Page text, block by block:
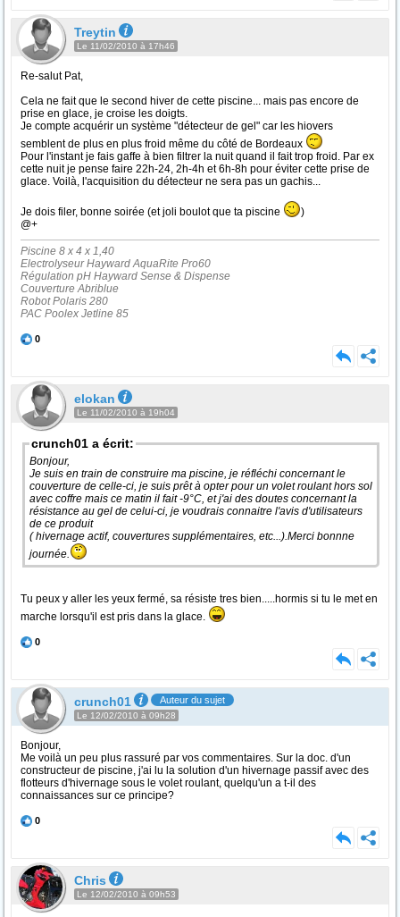
Treytin
Le 11/02/2010 à 17h46
Re-salut Pat,
Cela ne fait que le second hiver de cette piscine... mais pas encore de
prise en glace, je croise les doigts.
Je compte acquérir un système "détecteur de gel" car les hiovers
semblent de plus en plus froid même du côté de Bordeaux
Pour l'instant je fais gaffe à bien filtrer la nuit quand il fait trop froid. Par ex
cette nuit je pense faire 22h-24, 2h-4h et 6h-8h pour éviter cette prise de
glace. Voilà, l'acquisition du détecteur ne sera pas un gachis...
Je dois filer, bonne soirée (et joli boulot que ta piscine
)
@+
Piscine 8 x 4 x 1,40
Electrolyseur Hayward AquaRite Pro60
Régulation pH Hayward Sense & Dispense
Couverture Abriblue
Robot Polaris 280
PAC Poolex Jetline 85
0
elokan
Le 11/02/2010 à 19h04
crunch01 a écrit:
Bonjour,
Je suis en train de construire ma piscine, je réfléchi concernant le
couverture de celle-ci, je suis prêt à opter pour un volet roulant hors sol
avec coffre mais ce matin il fait -9°C, et j'ai des doutes concernant la
résistance au gel de celui-ci, je voudrais connaitre l'avis d'utilisateurs
de ce produit
( hivernage actif, couvertures supplémentaires, etc...).Merci bonnne
journée.
Tu peux y aller les yeux fermé, sa résiste tres bien.....hormis si tu le met en
marche lorsqu'il est pris dans la glace.
0
crunch01 Auteur du sujet
Le 12/02/2010 à 09h28
Bonjour,
Me voilà un peu plus rassuré par vos commentaires. Sur la doc. d'un
constructeur de piscine, j'ai lu la solution d'un hivernage passif avec des
flotteurs d'hivernage sous le volet roulant, quelqu'un a t-il des
connaissances sur ce principe?
0
Chris
Le 12/02/2010 à 09h53